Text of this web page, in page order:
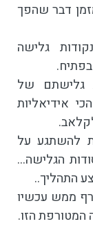
דבר שהפך
גלישה
גלישתם של
אידיאליות
להשתגע על
הגלישה...
התהליך..
ממש עכשיו
המטורפת הזו.